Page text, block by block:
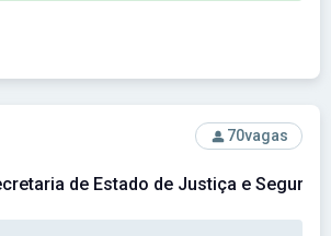
MS - Secretaria de Estado de
70vagas
de Estado de Justiça e